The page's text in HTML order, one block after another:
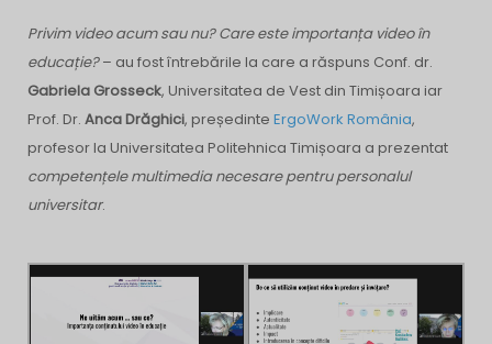
Privim video acum sau nu? Care este importanța video în
educație?– au fost întrebările la care a răspuns Conf. dr.
Gabriela Grosseck, Universitatea de Vest din Timișoara iar
Prof. Dr. Anca Drăghici, președinte ErgoWork România,
profesor la Universitatea Politehnica Timișoara a prezentat
competențele multimedia necesare pentru personalul
universitar.